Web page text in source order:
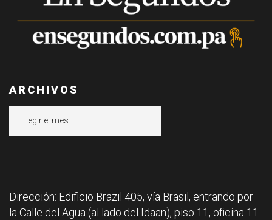
ARCHIVOS
Dirección: Edificio Brazil 405, vía Brasil, entrando por
la Calle del Agua (al lado del Idaan), piso 11, oficina 11